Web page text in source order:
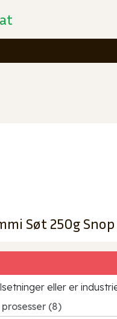
Søt 250g Snop
eller er
(8)